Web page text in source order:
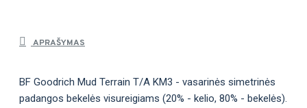
APRAŠYMAS
BF Goodrich Mud Terrain T/A KM3 - vasarinės simetrinės
padangos bekelės visureigiams (20% - kelio, 80% - bekelės).